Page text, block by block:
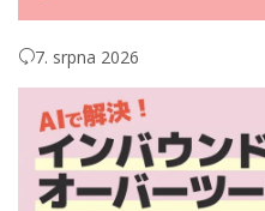
7. srpna 2026